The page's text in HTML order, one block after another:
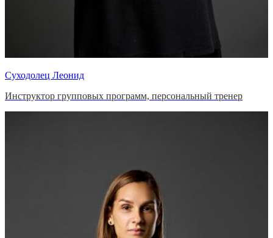
Суходолец Леонид
Инструктор групповых программ, персональный тренер